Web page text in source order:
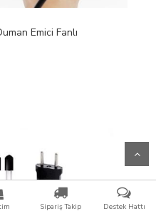
Sipariş Takip Destek Hattı
Emici Fanlı